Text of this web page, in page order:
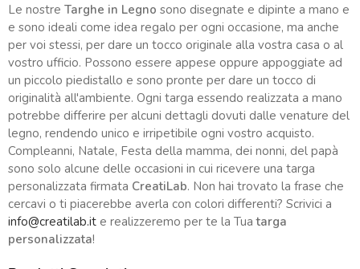
Le nostre Targhe in Legno sono disegnate e dipinte a mano e
e sono ideali come idea regalo per ogni occasione, ma anche
per voi stessi, per dare un tocco originale alla vostra casa o al
vostro ufficio. Possono essere appese oppure appoggiate ad
un piccolo piedistallo e sono pronte per dare un tocco di
originalità all'ambiente. Ogni targa essendo realizzata a mano
potrebbe differire per alcuni dettagli dovuti dalle venature del
legno, rendendo unico e irripetibile ogni vostro acquisto.
Compleanni, Natale, Festa della mamma, dei nonni, del papà
sono solo alcune delle occasioni in cui ricevere una targa
personalizzata firmata CreatiLab. Non hai trovato la frase che
cercavi o ti piacerebbe averla con colori differenti? Scrivici a
info@creatilab.it e realizzeremo per te la Tuatarga
personalizzata!